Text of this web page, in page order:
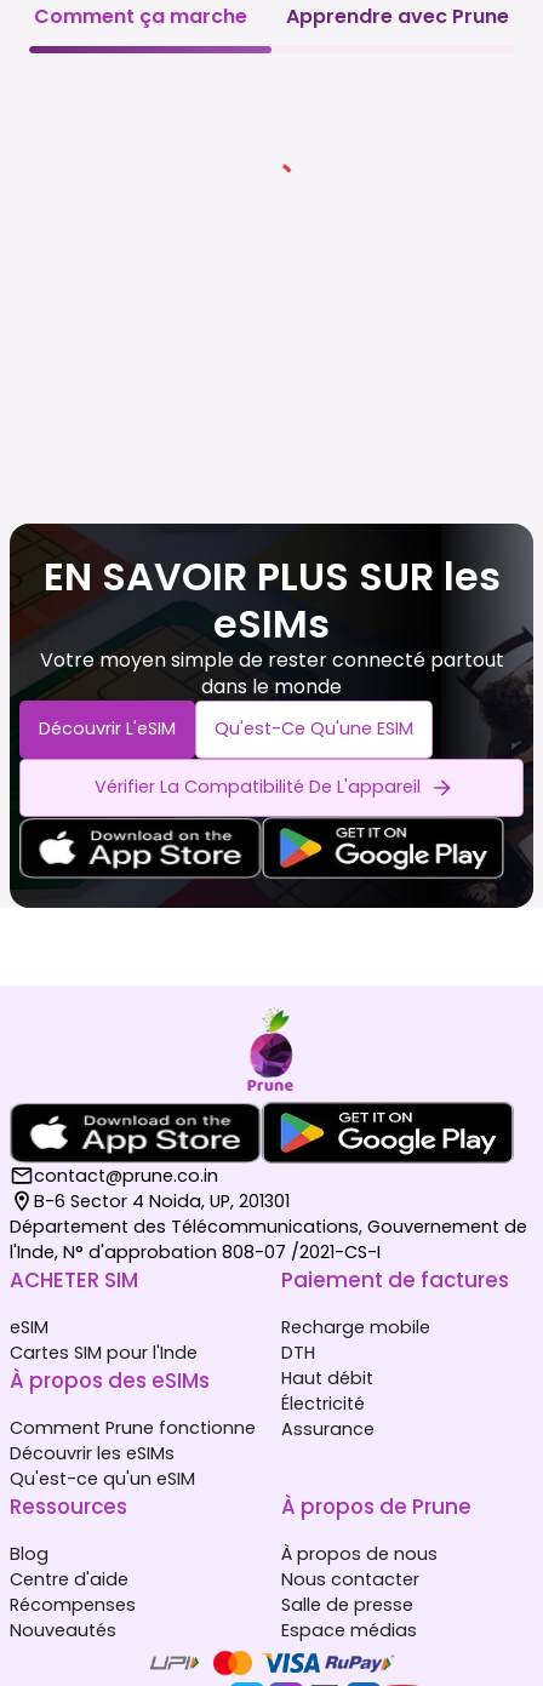
Comment ça marche Apprendre avec Prune
EN SAVOIR PLUS SUR les
eSIMs
Votre moyen simple de rester connecté partout
dans le monde
Découvrir L'eSIM Qu'est-Ce Qu'une ESIM
Vérifier La Compatibilité De L'appareil
contact@prune.co.in
B-6 Sector 4 Noida, UP, 201301
Département des Télécommunications, Gouvernement de
l'Inde, N° d'approbation 808-07 /2021-CS-I
ACHETER SIM
eSIM
Cartes SIM pour l'Inde
À propos des eSIMs
Comment Prune fonctionne
Découvrir les eSIMs
Qu'est-ce qu'un eSIM
Paiement de factures
Recharge mobile
DTH
Haut débit
Électricité
Assurance
Ressources
Blog
Centre d'aide
Récompenses
Nouveautés
À propos de Prune
À propos de nous
Nous contacter
Salle de presse
Espace médias